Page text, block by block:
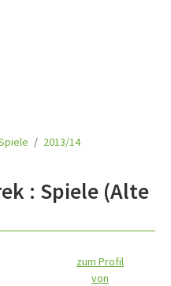
2013/14
: Spiele (Alte
zum Profil
von